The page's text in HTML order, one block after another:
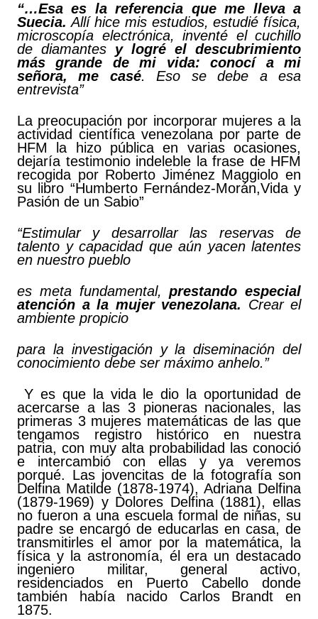
“…Esa es la referencia que me lleva a
Suecia. Allí hice mis estudios, estudié física,
microscopía electrónica, inventé el cuchillo
de diamantes y logré el descubrimiento
más grande de mi vida: conocí a mi
señora, me casé. Eso se debe a esa
entrevista”
La preocupación por incorporar mujeres a la
actividad científica venezolana por parte de
HFM la hizo pública en varias ocasiones,
dejaría testimonio indeleble la frase de HFM
recogida por Roberto Jiménez Maggiolo en
su libro “Humberto Fernández-Morán,Vida y
Pasión de un Sabio”
“Estimular y desarrollar las reservas de
talento y capacidad que aún yacen latentes
en nuestro pueblo
es meta fundamental,prestando especial
atención a la mujer venezolana. Crear el
ambiente propicio
para la investigación y la diseminación del
conocimiento debe ser máximo anhelo.”
Y es que la vida le dio la oportunidad de
acercarse a las 3 pioneras nacionales, las
primeras 3 mujeres matemáticas de las que
tengamos registro histórico en nuestra
patria, con muy alta probabilidad las conoció
e intercambió con ellas y ya veremos
porqué. Las jovencitas de la fotografía son
Delfina Matilde (1878-1974), Adriana Delfina
(1879-1969) y Dolores Delfina (1881), ellas
no fueron a una escuela formal de niñas, su
padre se encargó de educarlas en casa, de
transmitirles el amor por la matemática, la
física y la astronomía, él era un destacado
ingeniero militar, general activo,
residenciados en Puerto Cabello donde
también había nacido Carlos Brandt en
1875.